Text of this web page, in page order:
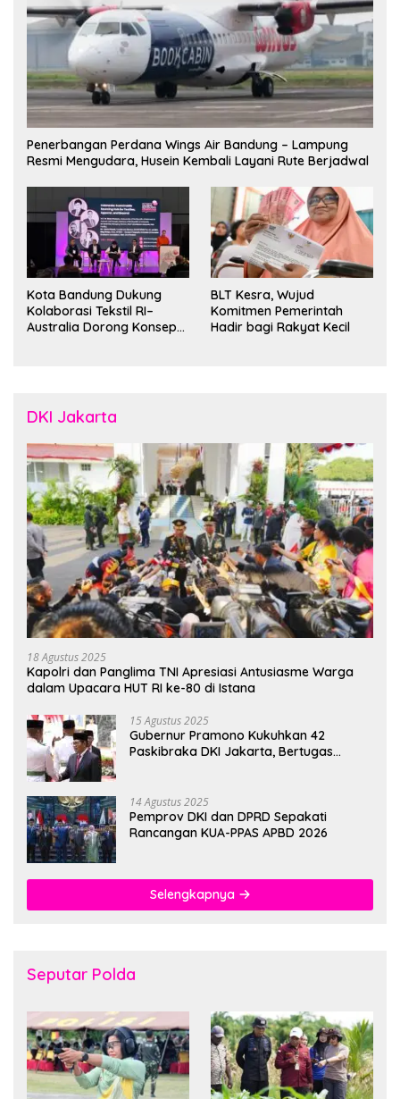
Penerbangan Perdana Wings Air Bandung – Lampung
Resmi Mengudara, Husein Kembali Layani Rute Berjadwal
Kota Bandung Dukung
Kolaborasi Tekstil RI–
Australia Dorong Konsep
BLT Kesra, Wujud
Komitmen Pemerintah
Hadir bagi Rakyat Kecil
DKI Jakarta
18 Agustus 2025
Kapolri dan Panglima TNI Apresiasi Antusiasme Warga
dalam Upacara HUT RI ke-80 di Istana
15 Agustus 2025
Gubernur Pramono Kukuhkan 42
Paskibraka DKI Jakarta, Bertugas
14 Agustus 2025
Pemprov DKI dan DPRD Sepakati
Rancangan KUA-PPAS APBD 2026
Selengkapnya
Seputar Polda